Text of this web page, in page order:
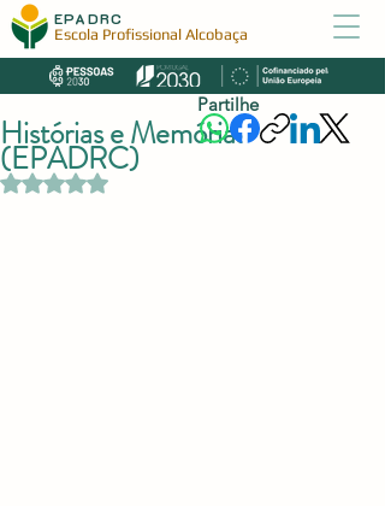
EPADRC
Escola Profissional Alcobaça
Histórias e Memórias
(EPADRC)
Avaliado com NaN de 5 estrelas.
Partilhe